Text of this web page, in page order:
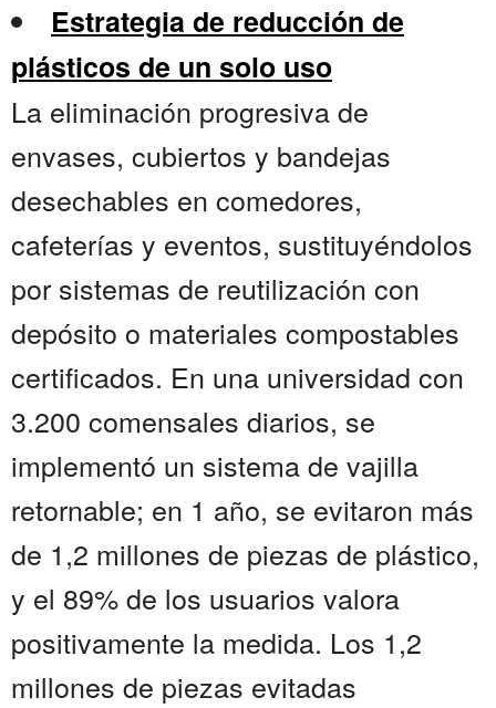
Estrategia de reducción de
plásticos de un solo uso
La eliminación progresiva de
envases, cubiertos y bandejas
desechables en comedores,
cafeterías y eventos, sustituyéndolos
por sistemas de reutilización con
depósito o materiales compostables
certificados. En una universidad con
3.200 comensales diarios, se
implementó un sistema de vajilla
retornable; en 1 año, se evitaron más
de 1,2 millones de piezas de plástico,
y el 89% de los usuarios valora
positivamente la medida. Los 1,2
millones de piezas evitadas